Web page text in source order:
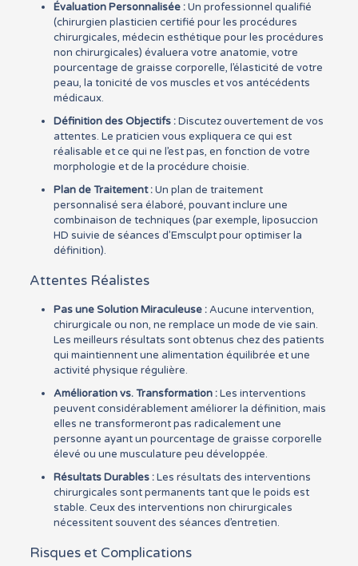
Évaluation Personnalisée :Un professionnel qualifié
(chirurgien plasticien certifié pour les procédures
chirurgicales, médecin esthétique pour les procédures
non chirurgicales) évaluera votre anatomie, votre
pourcentage de graisse corporelle, l’élasticité de votre
peau, la tonicité de vos muscles et vos antécédents
médicaux.
Définition des Objectifs :Discutez ouvertement de vos
attentes. Le praticien vous expliquera ce qui est
réalisable et ce qui ne l’est pas, en fonction de votre
morphologie et de la procédure choisie.
Plan de Traitement :Un plan de traitement
personnalisé sera élaboré, pouvant inclure une
combinaison de techniques (par exemple, liposuccion
HD suivie de séances d’Emsculpt pour optimiser la
définition).
Attentes Réalistes
Pas une Solution Miraculeuse :Aucune intervention,
chirurgicale ou non, ne remplace un mode de vie sain.
Les meilleurs résultats sont obtenus chez des patients
qui maintiennent une alimentation équilibrée et une
activité physique régulière.
Amélioration vs. Transformation :Les interventions
peuvent considérablement améliorer la définition, mais
elles ne transformeront pas radicalement une
personne ayant un pourcentage de graisse corporelle
élevé ou une musculature peu développée.
Résultats Durables :Les résultats des interventions
chirurgicales sont permanents tant que le poids est
stable. Ceux des interventions non chirurgicales
nécessitent souvent des séances d’entretien.
Risques et Complications